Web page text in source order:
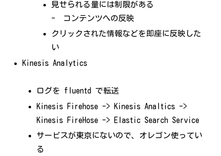
見せられる量には制限がある
- コンテンツへの反映
クリックされた情報などを即座に反映した
い
Kinesis Analytics
ログを fluentd で転送
Kinesis Firehose -> Kinesis Analtics ->
Kinesis FireHose -> Elastic Search Service
サービスが東京にないので、オレゴン使ってい
る